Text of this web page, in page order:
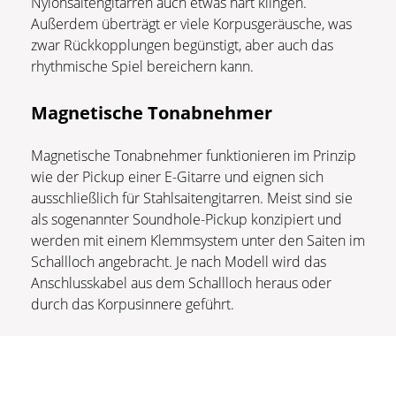
Außerdem überträgt er viele Korpusgeräusche, was
zwar Rückkopplungen begünstigt, aber auch das
rhythmische Spiel bereichern kann.
Magnetische Tonabnehmer
Magnetische Tonabnehmer funktionieren im Prinzip
wie der Pickup einer E-Gitarre und eignen sich
ausschließlich für Stahlsaitengitarren. Meist sind sie
als sogenannter Soundhole-Pickup konzipiert und
werden mit einem Klemmsystem unter den Saiten im
Schallloch angebracht. Je nach Modell wird das
Anschlusskabel aus dem Schallloch heraus oder
durch das Korpusinnere geführt.